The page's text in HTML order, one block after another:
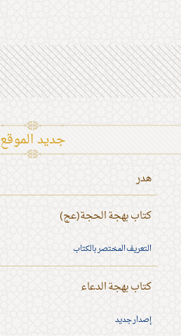
جديد الموقع
هدر
كتاب بهجة الحجة(عج)
التعريف المختصر بالكتاب
كتاب بهجة الدعاء
إصدار جديد